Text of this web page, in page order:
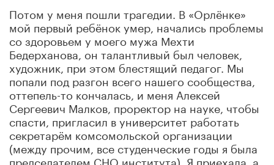
Потом у меня пошли трагедии. В «Орлёнке»
мой первый ребёнок умер, начались проблемы
со здоровьем у моего мужа Мехти
Бедерханова, он талантливый был человек,
художник, при этом блестящий педагог. Мы
попали под разгон всего нашего сообщества,
оттепель-то кончалась, и меня Алексей
Сергеевич Малков, проректор на науке, чтобы
спасти, пригласил в университет работать
секретарём комсомольской организации
(между прочим, все студенческие годы я была
председателем СНО института). Я приехала, а